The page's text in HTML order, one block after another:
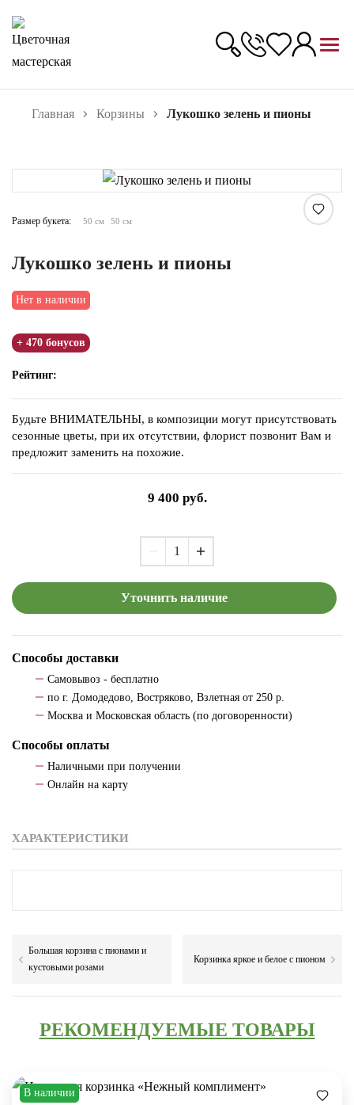
Главная Корзины Лукошко зелень и пионы
Размер букета: 50 см 50 см
Лукошко зелень и пионы
Нет в наличии
+ 470 бонусов
Рейтинг:
Будьте ВНИМАТЕЛЬНЫ, в композиции могут присутствовать
сезонные цветы, при их отсутствии, флорист позвонит Вам и
предложит заменить на похожие.
9 400 руб.
Уточнить наличие
Способы доставки
Самовывоз - бесплатно
по г. Домодедово, Востряково, Взлетная от 250 р.
Москва и Московская область (по договоренности)
Способы оплаты
Наличными при получении
Онлайн на карту
ХАРАКТЕРИСТИКИ
Большая корзина с пионами и
кустовыми розами
Корзинка яркое и белое с пионом
РЕКОМЕНДУЕМЫЕ ТОВАРЫ
В наличии